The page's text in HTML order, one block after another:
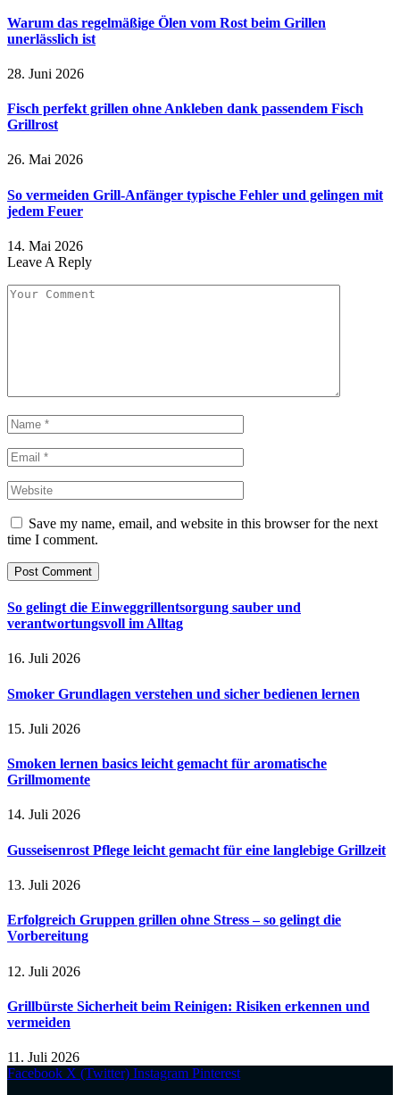
Warum das regelmäßige Ölen vom Rost beim Grillen
unerlässlich ist
28. Juni 2026
Fisch perfekt grillen ohne Ankleben dank passendem Fisch
Grillrost
26. Mai 2026
So vermeiden Grill-Anfänger typische Fehler und gelingen mit
jedem Feuer
14. Mai 2026
Leave A Reply
Save my name, email, and website in this browser for the next
time I comment.
So gelingt die Einweggrillentsorgung sauber und
verantwortungsvoll im Alltag
16. Juli 2026
Smoker Grundlagen verstehen und sicher bedienen lernen
15. Juli 2026
Smoken lernen basics leicht gemacht für aromatische
Grillmomente
14. Juli 2026
Gusseisenrost Pflege leicht gemacht für eine langlebige Grillzeit
13. Juli 2026
Erfolgreich Gruppen grillen ohne Stress – so gelingt die
Vorbereitung
12. Juli 2026
Grillbürste Sicherheit beim Reinigen: Risiken erkennen und
vermeiden
11. Juli 2026
Facebook X (Twitter) Instagram Pinterest